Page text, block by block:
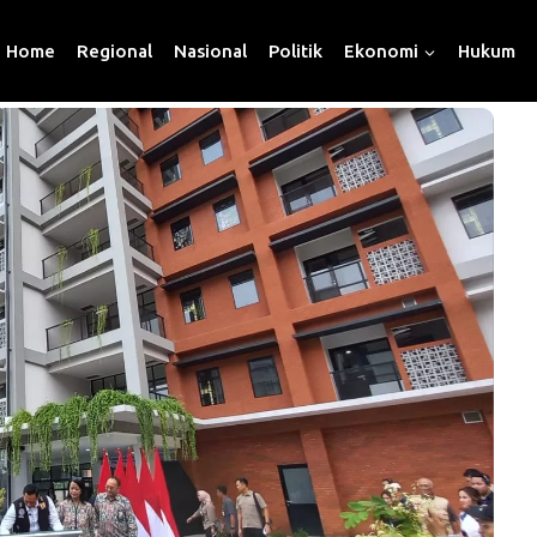
Home Regional Nasional Politik Ekonomi Hukum